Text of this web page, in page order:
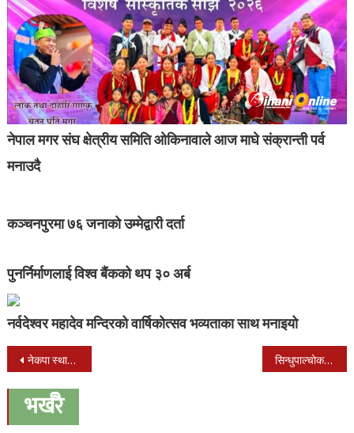
नेपाल मगर संघ क्षेत्रीय समिति ओकिनावाले आज माघे संक्रान्ती पर्व
मनाउदै
कञ्चनपुरमा ७६ जनाको उम्मेद्वारी दर्ता
पुनर्निर्माणलाई विश्व बैंकको थप ३० अर्ब
नर्वदेश्वर महादेव मन्दिरको वार्षिकोत्सव भव्यताका साथ मनाइयो
Post
navigation
नेकपा स्थायी समिति बैठक पुनः स्थगित, अब असार २६ गते बस्ने सिन्धुपाल्चोक पहिरोमा परी २ को मृत्यु, १८ जना अझै बेपत्ता
भर्खरै